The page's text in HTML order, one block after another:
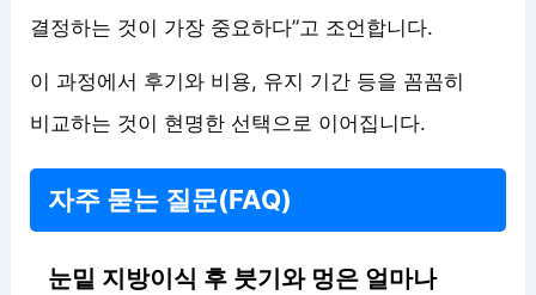
결정하는 것이 가장 중요하다”고 조언합니다.
이 과정에서 후기와 비용, 유지 기간 등을 꼼꼼히
비교하는 것이 현명한 선택으로 이어집니다.
자주 묻는 질문(FAQ)
눈밑 지방이식 후 붓기와 멍은 얼마나